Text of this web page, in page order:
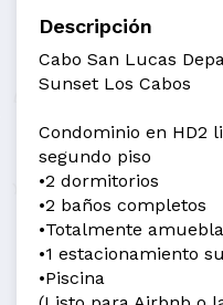
Descripción
Cabo San Lucas
Sunset Los Cabos
Condominio en HD2
segundo piso
•2 dormitorios
•2 baños completos
•Totalmente
•1 estacionamiento
•Piscina